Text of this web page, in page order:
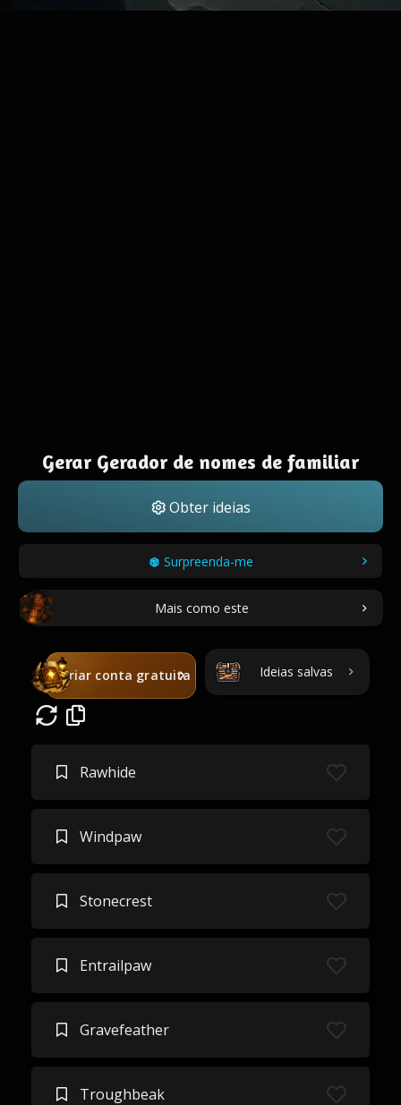
Gerar Gerador de nomes de familiar
Obter ideias
Surpreenda-me
Mais como este
Criar conta gratuita Ideias salvas
Rawhide
Windpaw
Stonecrest
Entrailpaw
Gravefeather
Troughbeak